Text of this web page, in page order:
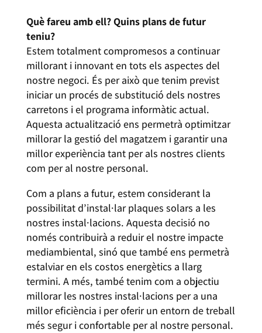
Què fareu amb ell? Quins plans de futur
teniu?
Estem totalment compromesos a continuar
millorant i innovant en tots els aspectes del
nostre negoci. És per això que tenim previst
iniciar un procés de substitució dels nostres
carretons i el programa informàtic actual.
Aquesta actualització ens permetrà optimitzar
millorar la gestió del magatzem i garantir una
millor experiència tant per als nostres clients
com per al nostre personal.
Com a plans a futur, estem considerant la
possibilitat d’instal·lar plaques solars a les
nostres instal·lacions. Aquesta decisió no
només contribuirà a reduir el nostre impacte
mediambiental, sinó que també ens permetrà
estalviar en els costos energètics a llarg
termini. A més, també tenim com a objectiu
millorar les nostres instal·lacions per a una
millor eficiència i per oferir un entorn de treball
més segur i confortable per al nostre personal.